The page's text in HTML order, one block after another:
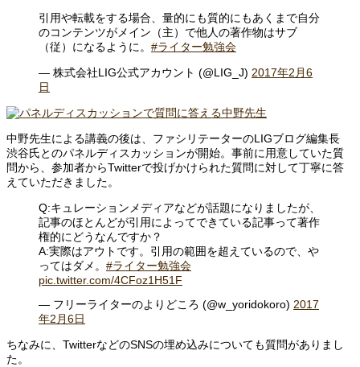
引用や転載をする場合、量的にも質的にもあくまで自分
のコンテンツがメイン（主）で他人の著作物はサブ
（従）になるように。 #ライター勉強会
— 株式会社LIG公式アカウント (@LIG_J) 2017年2月6
日
中野先生による講義の後は、ファシリテーターのLIGブログ編集長
渋谷氏とのパネルディスカッションが開始。事前に用意していた質
問から、参加者からTwitterで投げかけられた質問に対して丁寧に答
えていただきました。
Q:キュレーションメディアなどが話題になりましたが、
記事のほとんどが引用によってできている記事って著作
権的にどうなんですか？
A:実際はアウトです。引用の範囲を超えているので、や
ってはダメ。 #ライター勉強会
pic.twitter.com/4CFoz1H51F
— フリーライターのよりどころ (@w_yoridokoro) 2017
年2月6日
ちなみに、TwitterなどのSNSの埋め込みについても質問がありまし
た。